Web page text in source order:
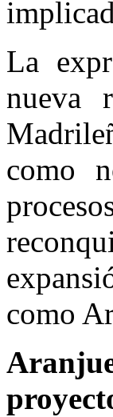
La
nueva
como
como